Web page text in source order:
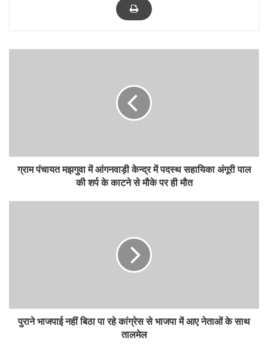
ग्राम पंचायत मझगुवा में आंगनवाड़ी केन्द्र में पदस्थ सहायिका अंगूरी पाल
की शर्प के काटने से मौके पर ही मौत
पुराने भाजपाई नहीं बिठा पा रहे कांग्रेस से भाजपा में आए नेताओं के साथ
तालमेल